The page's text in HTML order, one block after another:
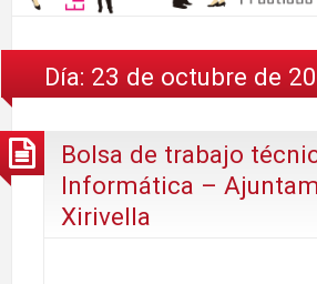
Día: 23 de octubre de
Bolsa de trabajo
Informática –
Xirivella